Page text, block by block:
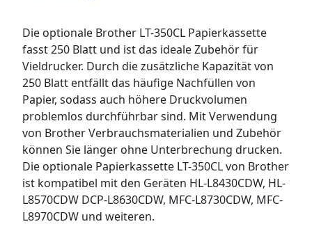
Die optionale Brother LT-350CL Papierkassette
fasst 250 Blatt und ist das ideale Zubehör für
Vieldrucker. Durch die zusätzliche Kapazität von
250 Blatt entfällt das häufige Nachfüllen von
Papier, sodass auch höhere Druckvolumen
problemlos durchführbar sind. Mit Verwendung
von Brother Verbrauchsmaterialien und Zubehör
können Sie länger ohne Unterbrechung drucken.
Die optionale Papierkassette LT-350CL von Brother
ist kompatibel mit den Geräten HL-L8430CDW, HL-
L8570CDW DCP-L8630CDW, MFC-L8730CDW, MFC-
L8970CDW und weiteren.